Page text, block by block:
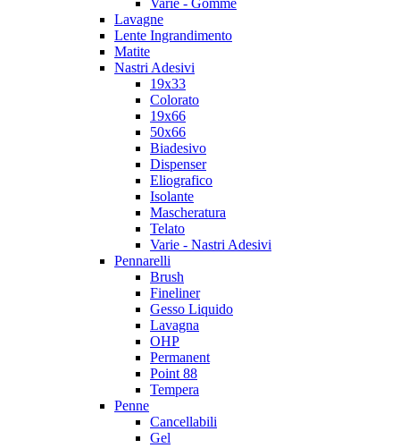
Varie - Gomme
Lavagne
Lente Ingrandimento
Matite
Nastri Adesivi
19x33
Colorato
19x66
50x66
Biadesivo
Dispenser
Eliografico
Isolante
Mascheratura
Telato
Varie - Nastri Adesivi
Pennarelli
Brush
Fineliner
Gesso Liquido
Lavagna
OHP
Permanent
Point 88
Tempera
Penne
Cancellabili
Gel